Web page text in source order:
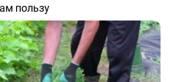
пользу